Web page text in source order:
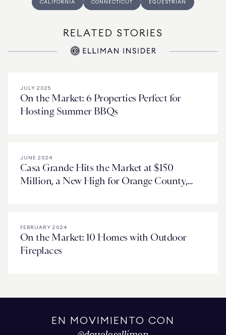
CALIFORNIA CONNECTICUT EQUESTRIAN
RELATED STORIES
JULY 2025
On the Market: 6 Properties Perfect for
Hosting Summer BBQs
JUNE 2024
Casa Grande Hits the Market at $150
Million, a New High for Orange County,
FEBRUARY 2024
On the Market: 10 Homes with Outdoor
Fireplaces
EN MOVIMIENTO CON